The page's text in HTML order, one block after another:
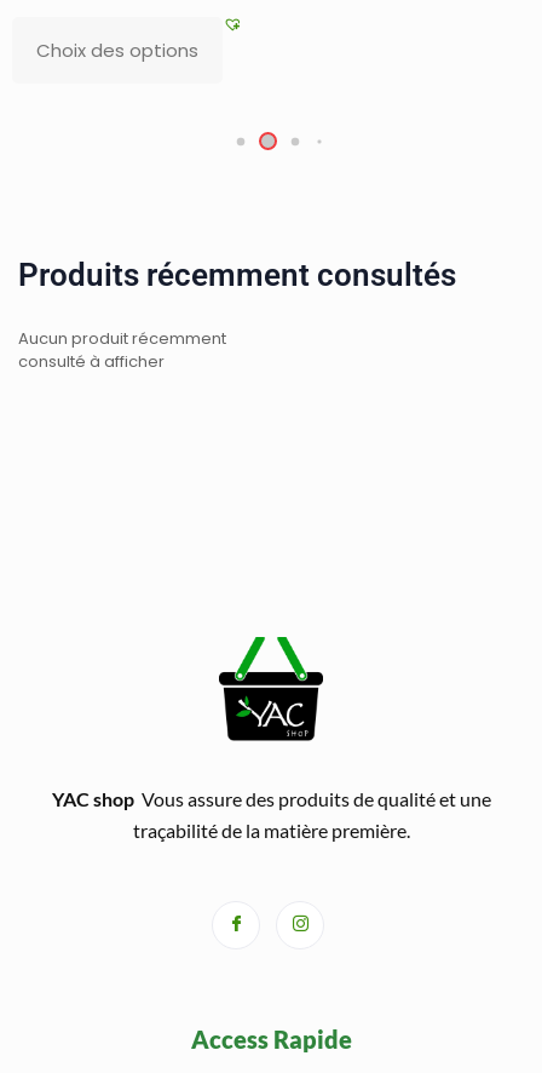
Produits récemment consultés
Aucun produit récemment
consulté à afficher
YAC shopVous assure des produits de qualité et une
traçabilité de la matière première.
Access Rapide